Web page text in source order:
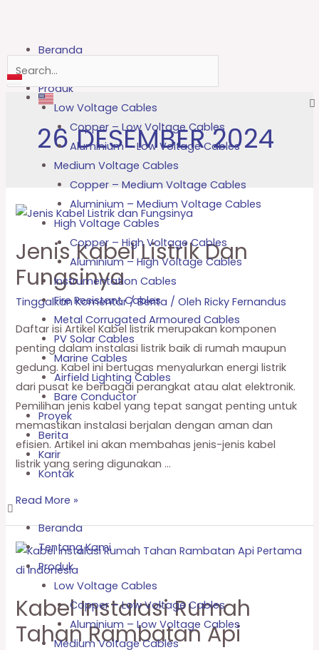
Beranda
Tentang Kami
Produk
Low Voltage Cables
Copper – Low Voltage Cables
Aluminium – Low Voltage Cables
Medium Voltage Cables
Copper – Medium Voltage Cables
Aluminium – Medium Voltage Cables
High Voltage Cables
Copper – High Voltage Cables
Aluminium – High Voltage Cables
Instrumentation Cables
Fire Resistant Cables
Metal Corrugated Armoured Cables
PV Solar Cables
Marine Cables
Airfield Lighting Cables
Bare Conductor
Proyek
Berita
Karir
Kontak
Beranda
Tentang Kami
Produk
Low Voltage Cables
Copper – Low Voltage Cables
Aluminium – Low Voltage Cables
Medium Voltage Cables
26 DESEMBER 2024
Jenis Kabel Listrik Dan
Fungsinya
Tinggalkan Komentar /Berita / OlehRicky Fernandus
Daftar isi Artikel Kabel listrik merupakan komponen
penting dalam instalasi listrik baik di rumah maupun
gedung. Kabel ini bertugas menyalurkan energi listrik
dari pusat ke berbagai perangkat atau alat elektronik.
Pemilihan jenis kabel yang tepat sangat penting untuk
memastikan instalasi berjalan dengan aman dan
efisien. Artikel ini akan membahas jenis-jenis kabel
listrik yang sering digunakan …
Read More »
Kabel Instalasi Rumah
Tahan Rambatan Api